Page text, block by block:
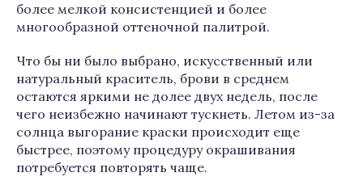
более мелкой консистенцией и более
многообразной оттеночной палитрой.
Что бы ни было выбрано, искусственный или
натуральный краситель, брови в среднем
остаются яркими не долее двух недель, после
чего неизбежно начинают тускнеть. Летом из-за
солнца выгорание краски происходит еще
быстрее, поэтому процедуру окрашивания
потребуется повторять чаще.